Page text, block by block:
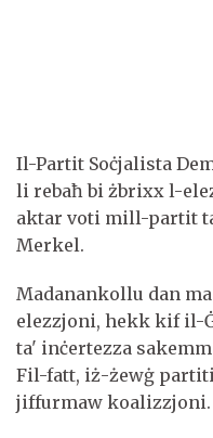
Il-Partit Soċjalista
li rebaħ bi żbrixx l-
aktar voti mill-partit
Merkel.
Madanankollu dan
elezzjoni, hekk kif il-
ta' inċertezza
Fil-fatt, iż-żewġ
jiffurmaw koalizzjoni.